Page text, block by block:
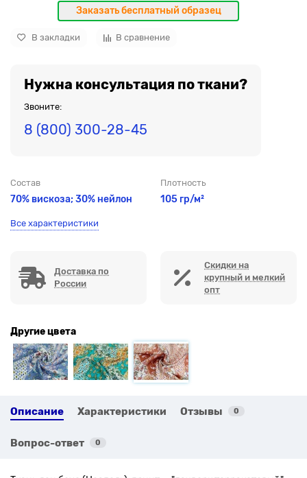
Заказать бесплатный образец
В закладки В сравнение
Нужна консультация по ткани?
Звоните:
8 (800) 300-28-45
Состав
70% вискоза; 30% нейлон
Плотность
105 гр/м²
Все характеристики
Доставка по
России
Скидки на
крупный и мелкий
опт
Другие цвета
Описание Характеристики Отзывы 0
Вопрос-ответ 0